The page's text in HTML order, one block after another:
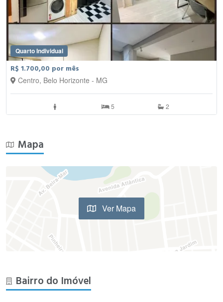
Quarto Individual
R$ 1.700,00 por mês
Centro, Belo Horizonte - MG
5 2
Mapa
Ver Mapa
Bairro do Imóvel